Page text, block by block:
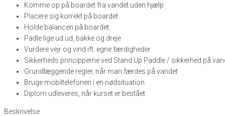
Komme op på boardet fra vandet uden hjælp
Placere sig korrekt på boardet
Holde balancen på boardet
Padle lige ud ud, bakke og dreje
Vurdere vejr og vind ift. egne færdigheder
Sikkerheds principperne ved Stand Up Paddle / sikkerhed på
Grundlæggende regler, når man færdes på vandet
Bruge mobiltelefonen i en nødsituation
Diplom udleveres, når kurset er bestået
Beskrivelse